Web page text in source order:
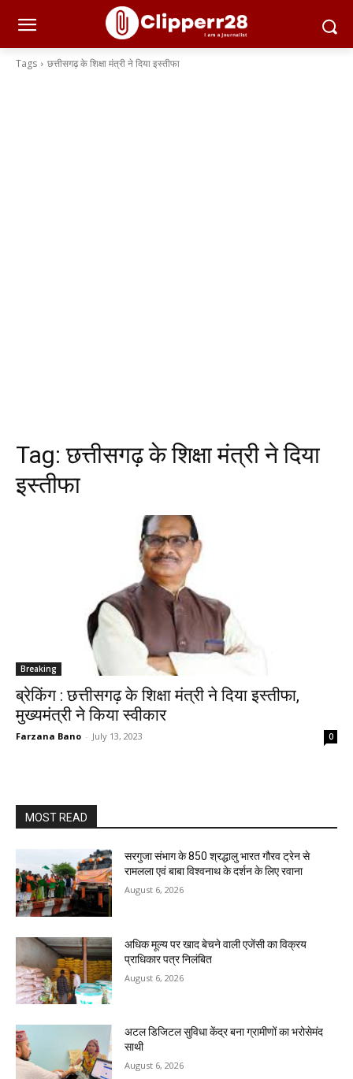
Tags छत्तीसगढ़ के शिक्षा मंत्री ने दिया इस्तीफा
Tag:छत्तीसगढ़ के शिक्षा मंत्री ने दिया
इस्तीफा
Breaking
ब्रेकिंग : छत्तीसगढ़ के शिक्षा मंत्री ने दिया इस्तीफा,
मुख्यमंत्री ने किया स्वीकार
Farzana Bano - July 13, 2023 0
MOST READ
सरगुजा संभाग के 850 श्रद्धालु भारत गौरव ट्रेन से
रामलला एवं बाबा विश्वनाथ के दर्शन के लिए रवाना
August 6, 2026
अधिक मूल्य पर खाद बेचने वाली एजेंसी का विक्रय
प्राधिकार पत्र निलंबित
August 6, 2026
अटल डिजिटल सुविधा केंद्र बना ग्रामीणों का भरोसेमंद
साथी
August 6, 2026